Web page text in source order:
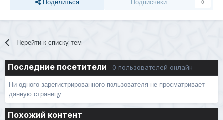
Поделиться Подписчики 0
Перейти к списку тем
Последние посетители 0 пользователей онлайн
Ни одного зарегистрированного пользователя не просматривает
данную страницу
Похожий контент